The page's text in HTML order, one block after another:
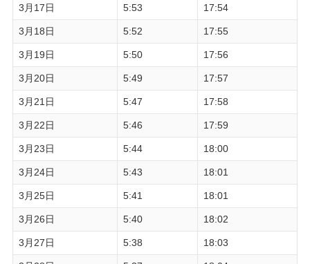
3月17日 5:53 17:54
3月18日 5:52 17:55
3月19日 5:50 17:56
3月20日 5:49 17:57
3月21日 5:47 17:58
3月22日 5:46 17:59
3月23日 5:44 18:00
3月24日 5:43 18:01
3月25日 5:41 18:01
3月26日 5:40 18:02
3月27日 5:38 18:03